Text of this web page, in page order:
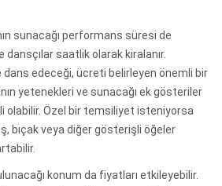
sunacağı performans süresi de
dansçılar saatlik olarak kiralanır.
dans edeceği, ücreti belirleyen önemli bir
yetenekleri ve sunacağı ek gösteriler
olabilir. Özel bir temsiliyet isteniyorsa
bıçak veya diğer gösterişli öğeler
konum da fiyatları etkileyebilir.